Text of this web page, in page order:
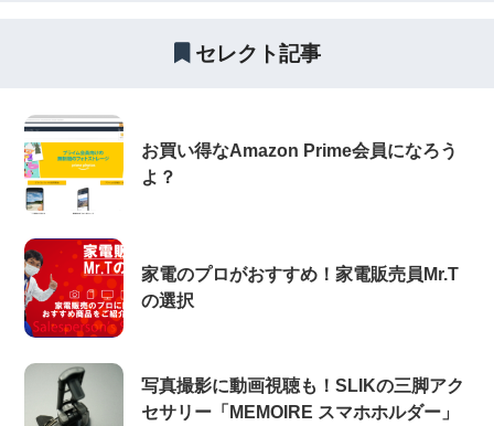
セレクト記事
お買い得なAmazon Prime会員になろう
よ？
家電のプロがおすすめ！家電販売員Mr.T
の選択
写真撮影に動画視聴も！SLIKの三脚アク
セサリー「MEMOIRE スマホホルダー」